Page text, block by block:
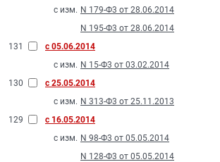
с изм. N 179-Ф3 от 28.06.2014
N 195-Ф3 от 28.06.2014
131
с 05.06.2014
с изм. N 15-Ф3 от 03.02.2014
130
с 25.05.2014
с изм. N 313-Ф3 от 25.11.2013
129
с 16.05.2014
с изм. N 98-Ф3 от 05.05.2014
N 128-Ф3 от 05.05.2014